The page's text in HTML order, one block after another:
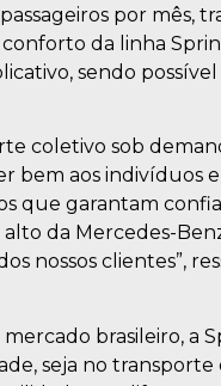
por mês,
da linha
sendo
coletivo sob
bem aos indivíduos
que garantam
da Mercedes-
nossos clientes”,
brasileiro, a
seja no transporte